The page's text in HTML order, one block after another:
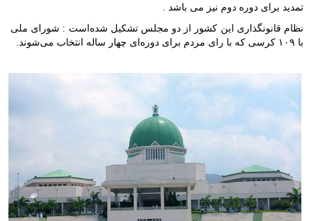
تمدید برای دوره دوم نیز می باشد .
نظام قانونگذاری این کشور از دو مجلس تشکیل شده‌است : شورای ملی
با ۱۰۹ کرسی که با رای مردم برای دوره‌ای چهار ساله انتخاب می‌شوند.